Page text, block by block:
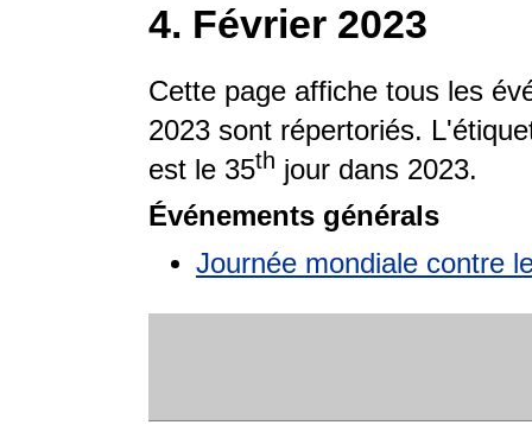
4. Février 2023
Cette page affiche tous les
2023 sont répertoriés.
est le 35th jour dans 2023.
Événements générals
Journée mondiale contre